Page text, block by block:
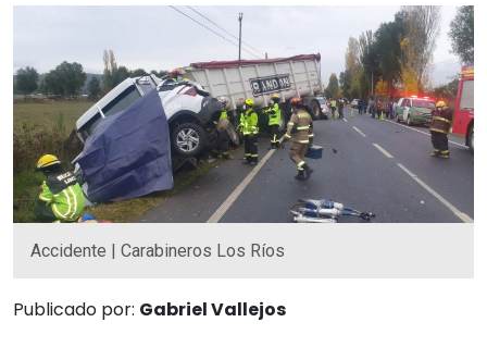
Accidente | Carabineros Los Ríos
Publicado por: Gabriel Vallejos